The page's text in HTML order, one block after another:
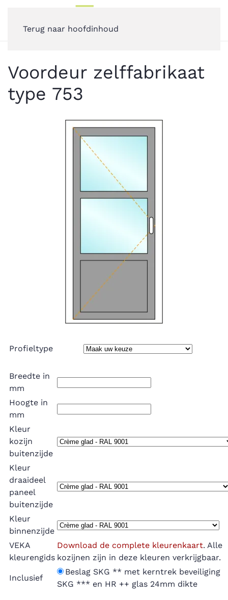
Terug naar hoofdinhoud
Voordeur zelffabrikaat
type 753
Profieltype
Breedte in
mm
Hoogte in
mm
Kleur
kozijn
buitenzijde
Kleur
draaideel
paneel
buitenzijde
Kleur
binnenzijde
VEKA
kleurengids
Download de complete kleurenkaart. Alle
kozijnen zijn in deze kleuren verkrijgbaar.
Inclusief
Beslag SKG ** met kerntrek beveiliging
SKG *** en HR ++ glas 24mm dikte